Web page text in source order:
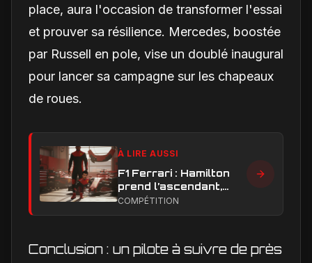
place, aura l'occasion de transformer l'essai
et prouver sa résilience. Mercedes, boostée
par Russell en pole, vise un doublé inaugural
pour lancer sa campagne sur les chapeaux
de roues.
À LIRE AUSSI
F1 Ferrari : Hamilton
prend l’ascendant,
Leclerc sous pression
dans la hiérarchie
COMPÉTITION
Conclusion : un pilote à suivre de près